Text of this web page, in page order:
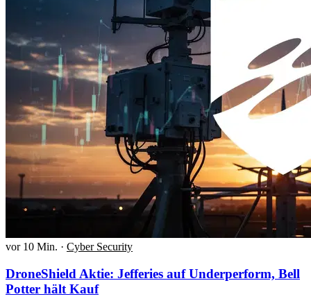
vor 10 Min. · Cyber Security
DroneShield Aktie: Jefferies auf Underperform, Bell
Potter hält Kauf